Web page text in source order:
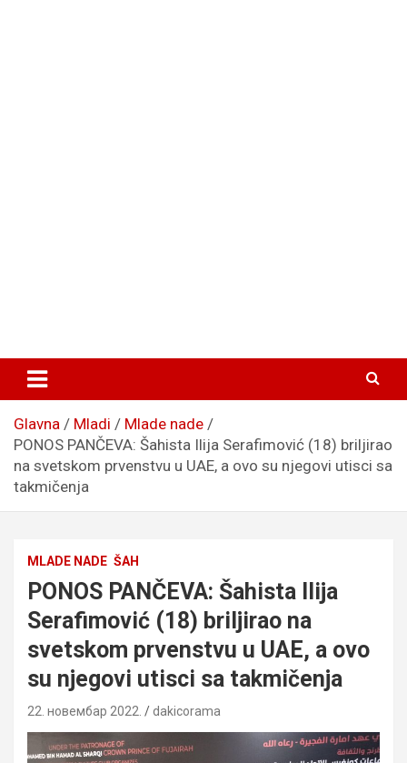
Glavna Mladi
Mlade nade
PONOS PANČEVA: Šahista Ilija Serafimović (18) briljirao
na svetskom prvenstvu u UAE, a ovo su njegovi utisci sa
takmičenja
MLADE NADE ŠAH
PONOS PANČEVA: Šahista Ilija
Serafimović (18) briljirao na
svetskom prvenstvu u UAE, a ovo
su njegovi utisci sa takmičenja
22. новембар 2022. dakicorama